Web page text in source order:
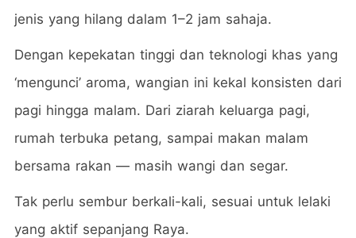
jenis yang hilang dalam 1–2 jam sahaja.
Dengan kepekatan tinggi dan teknologi khas yang
‘mengunci’ aroma, wangian ini kekal konsisten dari
pagi hingga malam. Dari ziarah keluarga pagi,
rumah terbuka petang, sampai makan malam
bersama rakan — masih wangi dan segar.
Tak perlu sembur berkali-kali, sesuai untuk lelaki
yang aktif sepanjang Raya.